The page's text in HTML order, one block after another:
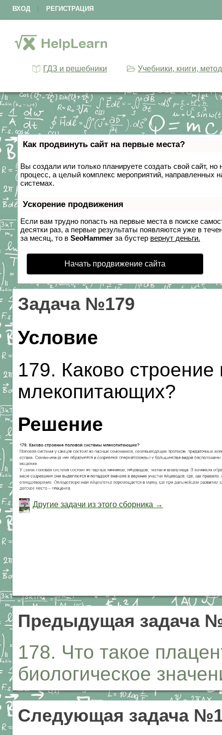
ВХОД РЕГИСТРАЦИЯ
ГДЗ и решебники Учебники, книги,
Как продвинуть сайт на первые места?
Вы создали или только планируете создать свой сайт,
процесс, а целый комплекс мероприятий, направленных
системах.
Ускорение продвижения
Если вам трудно попасть на первые места в поиске
десятки раз, а первые результаты появляются уже в
за месяц, то в SeoHammer за бустер вернут деньги.
Начать продвижение сайта
Задача №179
Условие
179. Каково
млекопитающих?
Решение
Другие задачи из этого сборника →
Предыдущая задача
178. Что такое
биологическое
Следующая задача